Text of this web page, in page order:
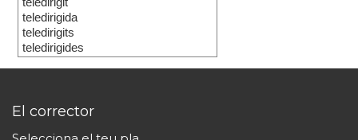
teledirigida
teledirigits
teledirigides
El corrector